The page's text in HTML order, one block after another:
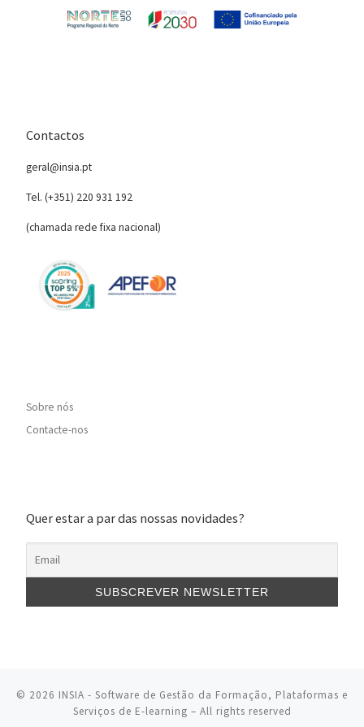
Contactos
geral@insia.pt
Tel. (+351) 220 931 192
(chamada rede fixa nacional)
Sobre nós
Contacte-nos
Quer estar a par das nossas novidades?
© 2026 INSIA - Software de Gestão da Formação, Plataformas e
Serviços de E-learning – All rights reserved